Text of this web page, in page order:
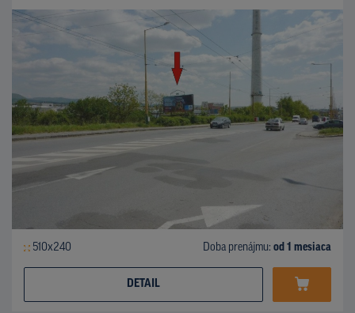
510x240 Doba prenájmu: od 1 mesiaca
DETAIL